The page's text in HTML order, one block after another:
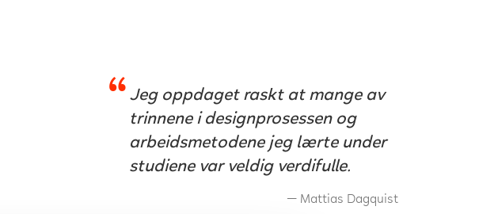
Jeg oppdaget raskt at mange av
trinnene i designprosessen og
arbeidsmetodene jeg lærte under
studiene var veldig verdifulle.
Mattias Dagquist